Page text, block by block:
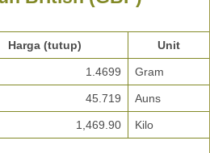
Harga (tutup) Unit
1.4699 Gram
45.719 Auns
1,469.90 Kilo